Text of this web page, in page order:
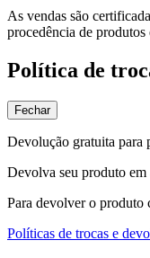
As vendas são
procedência de produtos
Política de
Fechar
Devolução gratuita para
Devolva seu produto em
Para devolver o produto
Políticas de trocas e